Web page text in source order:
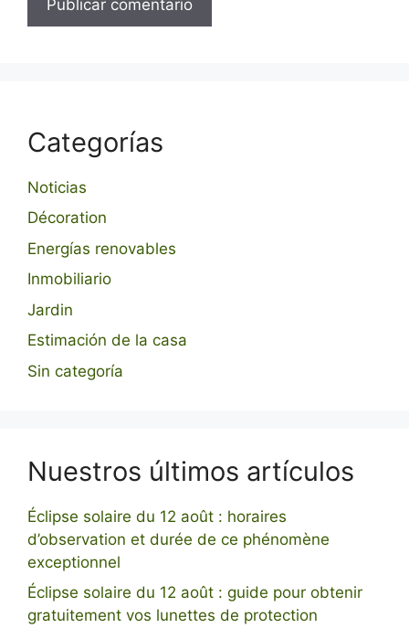
Categorías
Noticias
Décoration
Energías renovables
Inmobiliario
Jardin
Estimación de la casa
Sin categoría
Nuestros últimos artículos
Éclipse solaire du 12 août : horaires
d’observation et durée de ce phénomène
exceptionnel
Éclipse solaire du 12 août : guide pour obtenir
gratuitement vos lunettes de protection